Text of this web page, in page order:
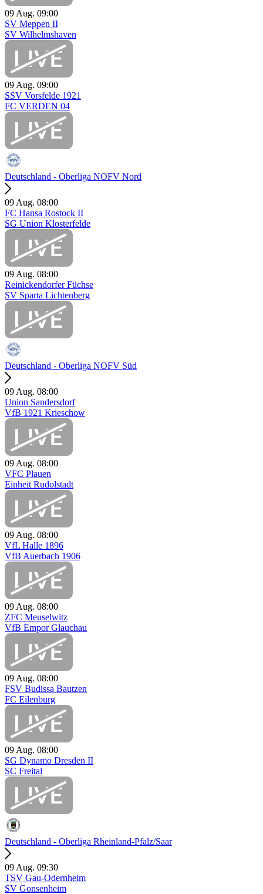
09 Aug. 09:00
SV Meppen II
SV Wilhelmshaven
09 Aug. 09:00
SSV Vorsfelde 1921
FC VERDEN 04
Deutschland - Oberliga NOFV Nord
09 Aug. 08:00
FC Hansa Rostock II
SG Union Klosterfelde
09 Aug. 08:00
Reinickendorfer Füchse
SV Sparta Lichtenberg
Deutschland - Oberliga NOFV Süd
09 Aug. 08:00
Union Sandersdorf
VfB 1921 Krieschow
09 Aug. 08:00
VFC Plauen
Einheit Rudolstadt
09 Aug. 08:00
VfL Halle 1896
VfB Auerbach 1906
09 Aug. 08:00
ZFC Meuselwitz
VfB Empor Glauchau
09 Aug. 08:00
FSV Budissa Bautzen
FC Eilenburg
09 Aug. 08:00
SG Dynamo Dresden II
SC Freital
Deutschland - Oberliga Rheinland-Pfalz/Saar
09 Aug. 09:30
TSV Gau-Odernheim
SV Gonsenheim